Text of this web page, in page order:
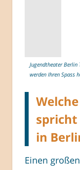
Jugendtheater Berlin
werden Ihren Spass
spricht
in
Einen